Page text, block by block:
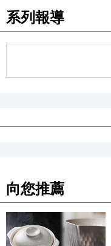
系列報導
向您推薦